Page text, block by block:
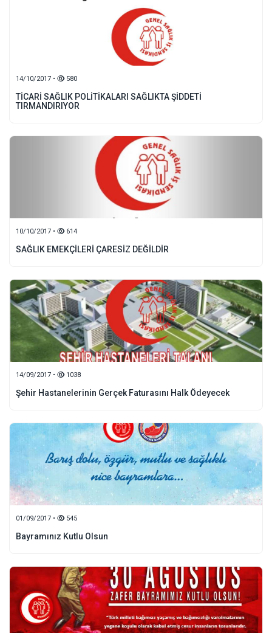
14/10/2017 • 580
TİCARİ SAĞLIK POLİTİKALARI SAĞLIKTA ŞİDDETİ
TIRMANDIRIYOR
10/10/2017 • 614
SAĞLIK EMEKÇİLERİ ÇARESİZ DEĞİLDİR
14/09/2017 • 1038
Şehir Hastanelerinin Gerçek Faturasını Halk Ödeyecek
01/09/2017 • 545
Bayramınız Kutlu Olsun